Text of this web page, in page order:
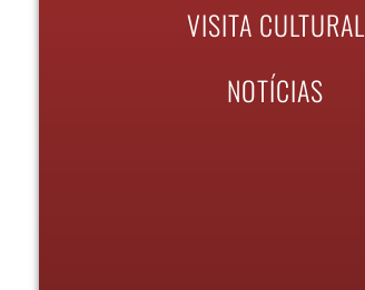
VISITA CULTURAL
NOTÍCIAS